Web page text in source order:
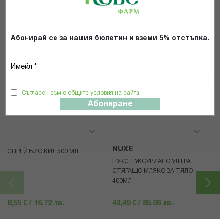
Абонирай се за нашия бюлетин и вземи 5% отстъпка.
Имейл *
Съгласен съм с общите условия на сайта
Абониране
Популярни в тази категория
СПРЕЙ БИО КИЛ 500 МЛ
8,55 € / 16.72 лв.
NUXE
НУКС НУКСУРИАНС УЛТРА
СТЯГАЩО МЛЯКО ЗА ТЯЛО
400МЛ
43,49 € / 85.06 лв.